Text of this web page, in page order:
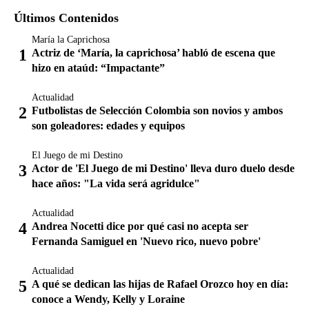
Últimos Contenidos
María la Caprichosa
Actriz de ‘María, la caprichosa’ habló de escena que
hizo en ataúd: “Impactante”
Actualidad
Futbolistas de Selección Colombia son novios y ambos
son goleadores: edades y equipos
El Juego de mi Destino
Actor de 'El Juego de mi Destino' lleva duro duelo desde
hace años: "La vida será agridulce"
Actualidad
Andrea Nocetti dice por qué casi no acepta ser
Fernanda Samiguel en 'Nuevo rico, nuevo pobre'
Actualidad
A qué se dedican las hijas de Rafael Orozco hoy en día:
conoce a Wendy, Kelly y Loraine